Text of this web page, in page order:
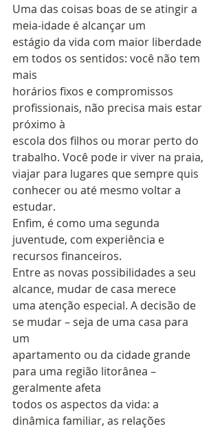
Uma das coisas boas de se atingir a
meia-idade é alcançar um
estágio da vida com maior liberdade
em todos os sentidos: você não tem
mais
horários fixos e compromissos
profissionais, não precisa mais estar
próximo à
escola dos filhos ou morar perto do
trabalho. Você pode ir viver na praia,
viajar para lugares que sempre quis
conhecer ou até mesmo voltar a
estudar.
Enfim, é como uma segunda
juventude, com experiência e
recursos financeiros.
Entre as novas possibilidades a seu
alcance, mudar de casa merece
uma atenção especial. A decisão de
se mudar – seja de uma casa para
um
apartamento ou da cidade grande
para uma região litorânea –
geralmente afeta
todos os aspectos da vida: a
dinâmica familiar, as relações